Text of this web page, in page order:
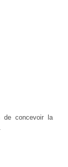
de concevoir la